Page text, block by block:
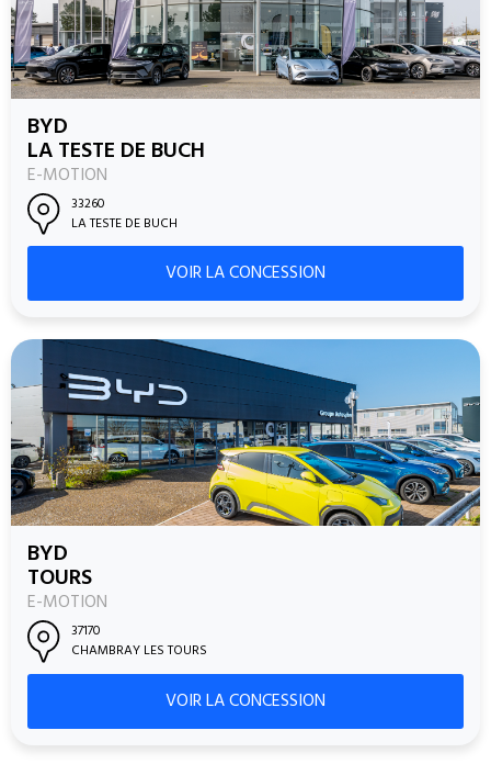
BYD
LA TESTE DE BUCH
E-MOTION
33260
LA TESTE DE BUCH
VOIR LA CONCESSION
BYD
TOURS
E-MOTION
37170
CHAMBRAY LES TOURS
VOIR LA CONCESSION